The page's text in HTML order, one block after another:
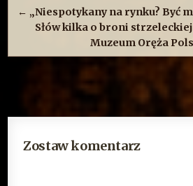
← „Niespotykany na rynku? Być
Słów kilka o broni
Muzeum Oręża
Zostaw komentarz